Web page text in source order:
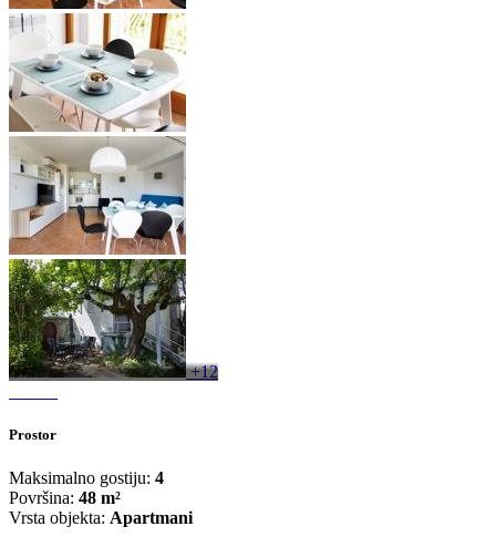
+12
Prostor
Maksimalno gostiju: 4
Površina: 48 m²
Vrsta objekta: Apartmani